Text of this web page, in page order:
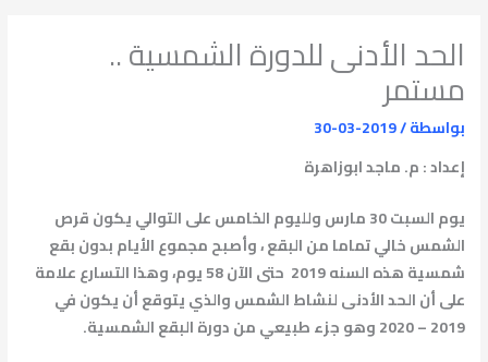
الحد الأدنى للدورة الشمسية ..
مستمر
بواسطة/
2019-03-30
إعداد : م. ماجد ابوزاهرة
يوم السبت 30 مارس ولليوم الخامس على التوالي يكون قرص
الشمس خالي تماما من البقع ، وأصبح مجموع الأيام بدون بقع
شمسية هذه السنه 2019 حتى الآن 58 يوم، وهذا التسارع علامة
على أن الحد الأدنى لنشاط الشمس والذي يتوقع أن يكون في
2019 – 2020 وهو جزء طبيعي من دورة البقع الشمسية.